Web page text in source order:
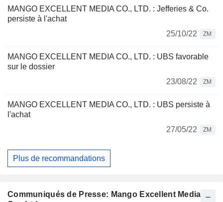
MANGO EXCELLENT MEDIA CO., LTD. : Jefferies & Co.
persiste à l'achat
25/10/22
ZM
MANGO EXCELLENT MEDIA CO., LTD. : UBS favorable
sur le dossier
23/08/22
ZM
MANGO EXCELLENT MEDIA CO., LTD. : UBS persiste à
l'achat
27/05/22
ZM
Plus de recommandations
Communiqués de Presse: Mango Excellent Media